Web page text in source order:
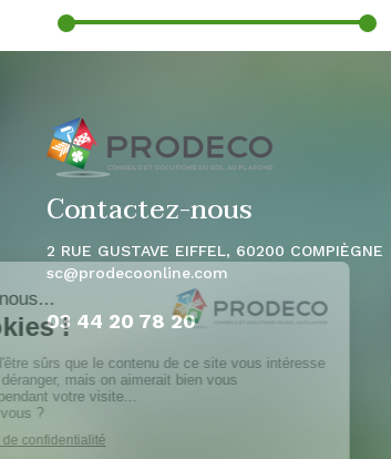
Contactez-nous
2 RUE GUSTAVE EIFFEL, 60200 COMPIÈGNE
sc@prodecoonline.com
03 44 20 78 20